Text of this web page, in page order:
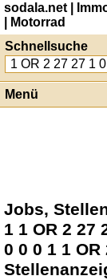
sodala.net |
| Motorrad
Schnellsuche
Menü
Jobs,
1 1 OR 2 27
0 0 0 1 1 OR